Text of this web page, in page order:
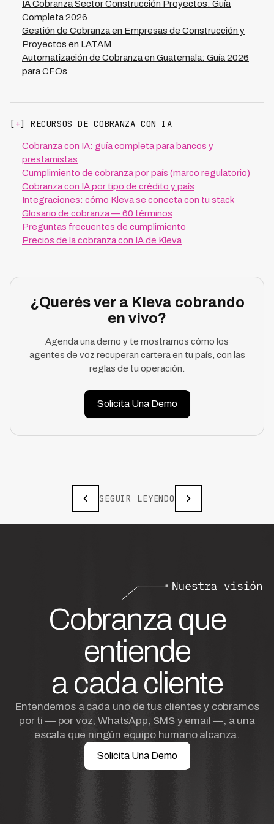
IA Cobranza Sector Construcción Proyectos: Guía
Completa 2026
Gestión de Cobranza en Empresas de Construcción y
Proyectos en LATAM
Automatización de Cobranza en Guatemala: Guía 2026
para CFOs
[+] RECURSOS DE COBRANZA CON IA
Cobranza con IA: guía completa para bancos y
prestamistas
Cumplimiento de cobranza por país (marco regulatorio)
Cobranza con IA por tipo de crédito y país
Integraciones: cómo Kleva se conecta con tu stack
Glosario de cobranza — 60 términos
Preguntas frecuentes de cumplimiento
Precios de la cobranza con IA de Kleva
¿Querés ver a Kleva cobrando
en vivo?
Agenda una demo y te mostramos cómo los
agentes de voz recuperan cartera en tu país, con las
reglas de tu operación.
Solicita Una Demo
SEGUIR LEYENDO
Cobranza que
entiende
a cada cliente
Entendemos a cada uno de tus clientes y cobramos
por ti — por voz, WhatsApp, SMS y email —, a una
escala que ningún equipo humano alcanza.
Solicita Una Demo